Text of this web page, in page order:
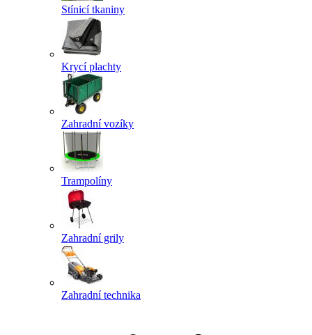
Stínicí tkaniny
Krycí plachty
Zahradní vozíky
Trampolíny
Zahradní grily
Zahradní technika